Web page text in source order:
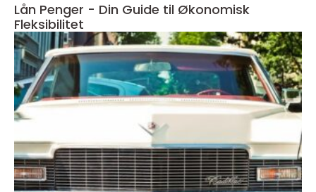
Lån Penger - Din Guide til Økonomisk
Fleksibilitet